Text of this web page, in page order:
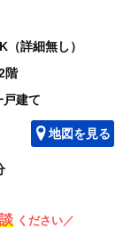
（詳細無し）
階
戸建て
地図を見る
ください／